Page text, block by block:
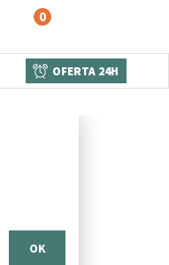
0
OFERTA 24H
OK